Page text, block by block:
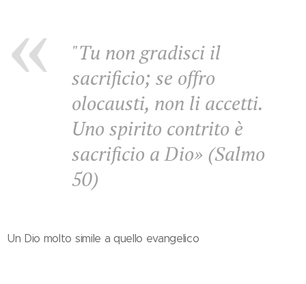
"Tu non gradisci il
sacrificio; se offro
olocausti, non li accetti.
Uno spirito contrito è
sacrificio a Dio» (Salmo
50)
Un Dio molto simile a quello evangelico